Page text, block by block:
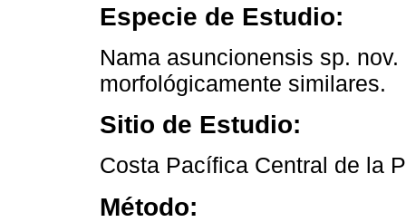
Especie de Estudio:
Nama asuncionensis sp.
morfológicamente similares.
Sitio de Estudio:
Costa Pacífica Central de la
Método: